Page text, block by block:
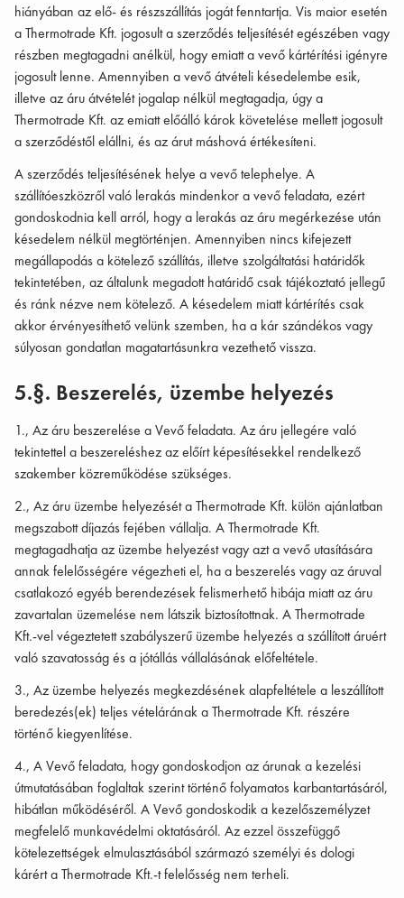
hiányában az elő- és részszállítás jogát fenntartja. Vis maior esetén
a Thermotrade Kft. jogosult a szerződés teljesítését egészében vagy
részben megtagadni anélkül, hogy emiatt a vevő kártérítési igényre
jogosult lenne. Amennyiben a vevő átvételi késedelembe esik,
illetve az áru átvételét jogalap nélkül megtagadja, úgy a
Thermotrade Kft. az emiatt előálló károk követelése mellett jogosult
a szerződéstől elállni, és az árut máshová értékesíteni.
A szerződés teljesítésének helye a vevő telephelye. A
szállítóeszközről való lerakás mindenkor a vevő feladata, ezért
gondoskodnia kell arról, hogy a lerakás az áru megérkezése után
késedelem nélkül megtörténjen. Amennyiben nincs kifejezett
megállapodás a kötelező szállítás, illetve szolgáltatási határidők
tekintetében, az általunk megadott határidő csak tájékoztató jellegű
és ránk nézve nem kötelező. A késedelem miatt kártérítés csak
akkor érvényesíthető velünk szemben, ha a kár szándékos vagy
súlyosan gondatlan magatartásunkra vezethető vissza.
5.§. Beszerelés, üzembe helyezés
1., Az áru beszerelése a Vevő feladata. Az áru jellegére való
tekintettel a beszereléshez az előírt képesítésekkel rendelkező
szakember közreműködése szükséges.
2., Az áru üzembe helyezését a Thermotrade Kft. külön ajánlatban
megszabott díjazás fejében vállalja. A Thermotrade Kft.
megtagadhatja az üzembe helyezést vagy azt a vevő utasítására
annak felelősségére végezheti el, ha a beszerelés vagy az áruval
csatlakozó egyéb berendezések felismerhető hibája miatt az áru
zavartalan üzemelése nem látszik biztosítottnak. A Thermotrade
Kft.-vel végeztetett szabályszerű üzembe helyezés a szállított áruért
való szavatosság és a jótállás vállalásának előfeltétele.
3., Az üzembe helyezés megkezdésének alapfeltétele a leszállított
beredezés(ek) teljes vételárának a Thermotrade Kft. részére
történő kiegyenlítése.
4., A Vevő feladata, hogy gondoskodjon az árunak a kezelési
útmutatásában foglaltak szerint történő folyamatos karbantartásáról,
hibátlan működéséről. A Vevő gondoskodik a kezelőszemélyzet
megfelelő munkavédelmi oktatásáról. Az ezzel összefüggő
kötelezettségek elmulasztásából származó személyi és dologi
kárért a Thermotrade Kft.-t felelősség nem terheli.